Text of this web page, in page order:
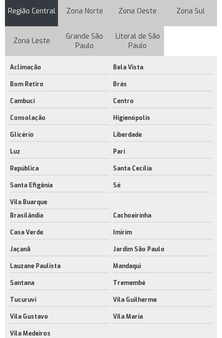
Braço para cadeira de escritório
Braços para cadeiras
Braços para cadeiras giratórias
Cavilha plástica
Cavilha plástica comprar
Encosto de plástico para cadeiras
Fornecedor de rodinhas para móveis
Manípulo plástico preço
Manivela retrátil
Manivela retrátil comprar
Manivela retrátil preço
Onde comprar manípulos
Onde encontrar rodinhas para móveis
Onde encontrar rodízios para móveis
Pés niveladores articulados
Região Central Zona Norte Zona Oeste Zona Sul
Zona Leste
Grande São
Paulo
Litoral de São
Paulo
Aclimação Bela Vista
Bom Retiro Brás
Cambuci Centro
Consolação Higienópolis
Glicério Liberdade
Luz Pari
República Santa Cecília
Santa Efigênia Sé
Vila Buarque
Brasilândia
Cachoeirinha
Casa Verde Imirim
Jaçanã Jardim São Paulo
Lauzane Paulista Mandaqui
Santana Tremembé
Tucuruvi Vila Guilherme
Vila Gustavo Vila Maria
Vila Medeiros